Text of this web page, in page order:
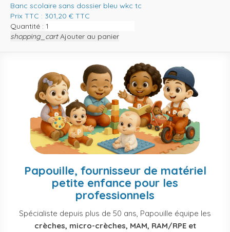
Banc scolaire sans dossier bleu wkc tc
Prix TTC : 301,20 € TTC
Quantité :
shopping_cart Ajouter au panier
Papouille, fournisseur de matériel
petite enfance pour les
professionnels
Spécialiste depuis plus de 50 ans, Papouille équipe les
crèches, micro-crèches, MAM, RAM/RPE et